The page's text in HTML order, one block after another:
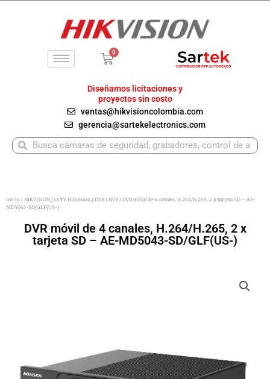
0
Carrito
Diseñamos licitaciones y
proyectos sin costo
ventas@hikvisioncolombia.com
gerencia@sartekelectronics.com
BuscarBuscar
Inicio / HIKVISION / CCTV Hikvision / DVR / NVR / DVR móvil de 4 canales, H.264/H.265, 2 x tarjeta SD – AE-
MD5043-SD/GLF(US-)
DVR móvil de 4 canales, H.264/H.265, 2 x
tarjeta SD – AE-MD5043-SD/GLF(US-)